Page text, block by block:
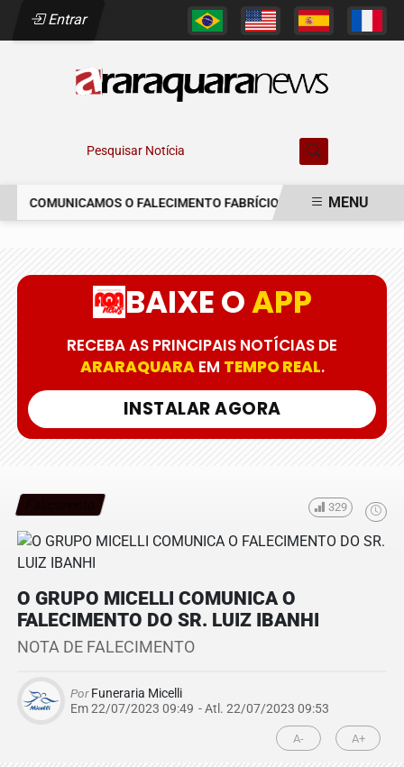
Entrar
Pesquisar Notícia
COMUNICAMOS O FALECIMENTO FABRÍCIO AUGUSTO FERREIRA
MENU
BAIXE OAPP
RECEBA AS PRINCIPAIS NOTÍCIAS DE
ARARAQUARAEM TEMPO REAL.
INSTALAR AGORA
329
O GRUPO MICELLI COMUNICA O
FALECIMENTO DO SR. LUIZ IBANHI
NOTA DE FALECIMENTO
PorFuneraria Micelli
Em 22/07/2023 09:49 - Atl. 22/07/2023 09:53
A- A+